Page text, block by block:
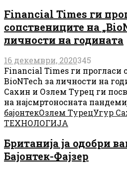
Financial Times ги
сопствениците на
личности на годината
16 декември, 2020345
Financial Times ги прогласи
BioNTech за личности на
Сахин и Озлем Турец ги
на најсмртоносната
бајонтекОзлем ТурецУгур
ТЕХНОЛОГИЈА
Британија ја одобри
Бајонтек-Фајзер